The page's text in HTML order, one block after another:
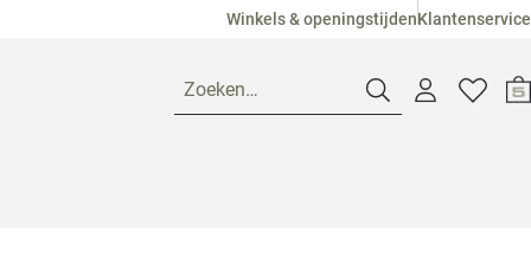
Winkels & openingstijdenKlantenservice
Zoeken…